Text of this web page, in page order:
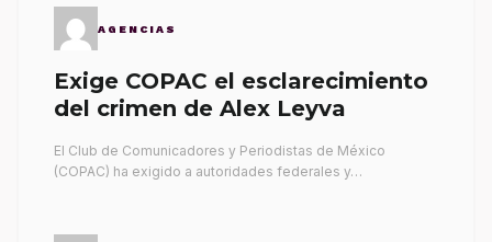
AGENCIAS
Exige COPAC el esclarecimiento
del crimen de Alex Leyva
El Club de Comunicadores y Periodistas de México
(COPAC) ha exigido a autoridades federales y…